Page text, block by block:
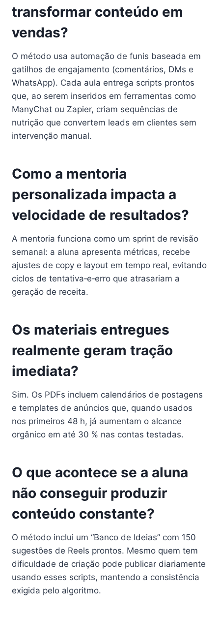
transformar conteúdo em
vendas?
O método usa automação de funis baseada em
gatilhos de engajamento (comentários, DMs e
WhatsApp). Cada aula entrega scripts prontos
que, ao serem inseridos em ferramentas como
ManyChat ou Zapier, criam sequências de
nutrição que convertem leads em clientes sem
intervenção manual.
Como a mentoria
personalizada impacta a
velocidade de resultados?
A mentoria funciona como um sprint de revisão
semanal: a aluna apresenta métricas, recebe
ajustes de copy e layout em tempo real, evitando
ciclos de tentativa‑e‑erro que atrasariam a
geração de receita.
Os materiais entregues
realmente geram tração
imediata?
Sim. Os PDFs incluem calendários de postagens
e templates de anúncios que, quando usados
nos primeiros 48 h, já aumentam o alcance
orgânico em até 30 % nas contas testadas.
O que acontece se a aluna
não conseguir produzir
conteúdo constante?
O método inclui um “Banco de Ideias” com 150
sugestões de Reels prontos. Mesmo quem tem
dificuldade de criação pode publicar diariamente
usando esses scripts, mantendo a consistência
exigida pelo algoritmo.